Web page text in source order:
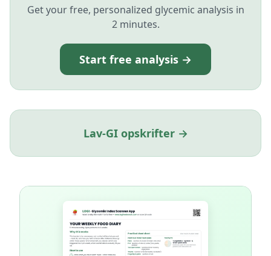
Get your free, personalized glycemic analysis in
2 minutes.
Start free analysis →
Lav-GI opskrifter →